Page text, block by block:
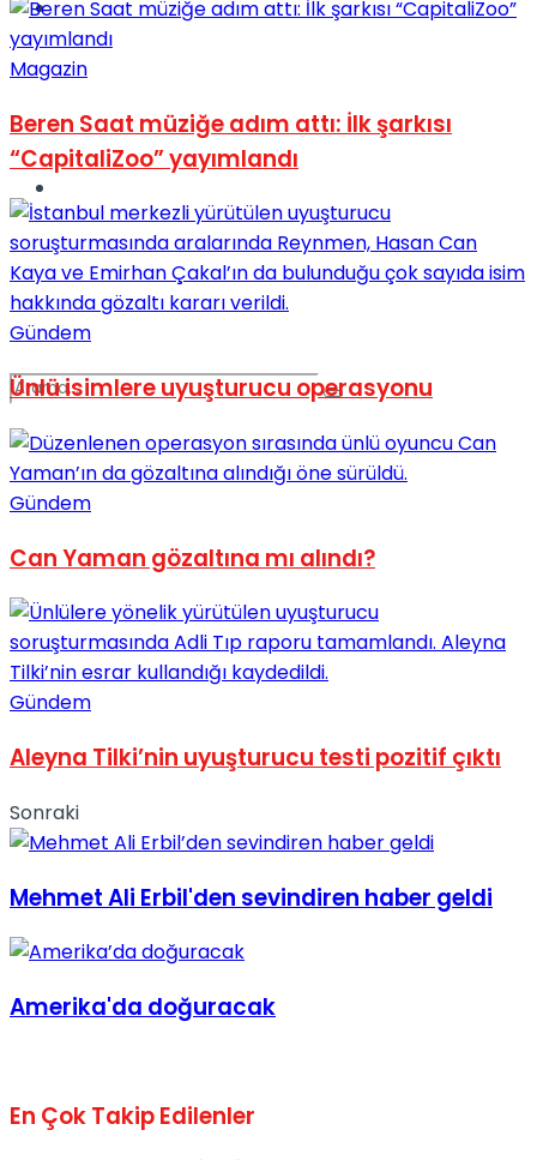
Spor
No Result
View All Result
Magazin
Beren Saat müziğe adım attı: İlk şarkısı
“CapitaliZoo” yayımlandı
Gündem
Ünlü isimlere uyuşturucu operasyonu
Gündem
Can Yaman gözaltına mı alındı?
Gündem
Aleyna Tilki’nin uyuşturucu testi pozitif çıktı
Sonraki
Mehmet Ali Erbil'den sevindiren haber geldi
Amerika'da doğuracak
En Çok Takip Edilenler